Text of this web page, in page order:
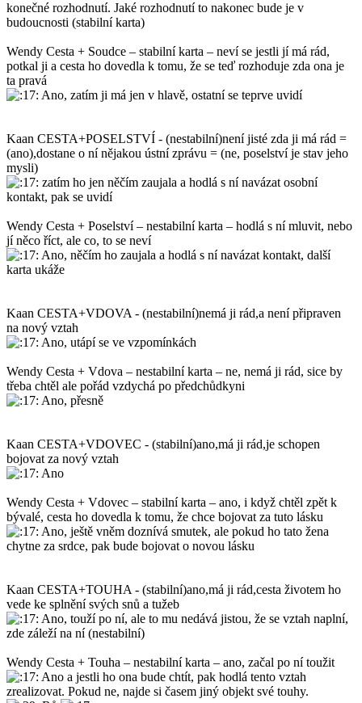
konečné rozhodnutí. Jaké rozhodnutí to nakonec bude je v
budoucnosti (stabilní karta)
Wendy Cesta + Soudce – stabilní karta – neví se jestli jí má rád,
potkal ji a cesta ho dovedla k tomu, že se teď rozhoduje zda ona je
ta pravá
Ano, zatím ji má jen v hlavě, ostatní se teprve uvidí
Kaan CESTA+POSELSTVÍ - (nestabilní)není jisté zda ji má rád =
(ano),dostane o ní nějakou ústní zprávu = (ne, poselství je stav jeho
mysli)
zatím ho jen něčím zaujala a hodlá s ní navázat osobní
kontakt, pak se uvidí
Wendy Cesta + Poselství – nestabilní karta – hodlá s ní mluvit, nebo
jí něco říct, ale co, to se neví
Ano, něčím ho zaujala a hodlá s ní navázat kontakt, další
karta ukáže
Kaan CESTA+VDOVA - (nestabilní)nemá ji rád,a není připraven
na nový vztah
Ano, utápí se ve vzpomínkách
Wendy Cesta + Vdova – nestabilní karta – ne, nemá ji rád, sice by
třeba chtěl ale pořád vzdychá po předchůdkyni
Ano, přesně
Kaan CESTA+VDOVEC - (stabilní)ano,má ji rád,je schopen
bojovat za nový vztah
Ano
Wendy Cesta + Vdovec – stabilní karta – ano, i když chtěl zpět k
bývalé, cesta ho dovedla k tomu, že chce bojovat za tuto lásku
Ano, ještě vněm doznívá smutek, ale pokud ho tato žena
chytne za srdce, pak bude bojovat o novou lásku
Kaan CESTA+TOUHA - (stabilní)ano,má ji rád,cesta životem ho
vede ke splnění svých snů a tužeb
Ano, touží po ní, ale to mu nedává jistou, že se vztah naplní,
zde záleží na ní (nestabilní)
Wendy Cesta + Touha – nestabilní karta – ano, začal po ní toužit
Ano a jestli ho ona bude chtít, pak hodlá tento vztah
zrealizovat. Pokud ne, najde si časem jiný objekt své touhy.